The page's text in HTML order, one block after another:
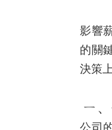
影響
的關
決策
ㄧ
公司